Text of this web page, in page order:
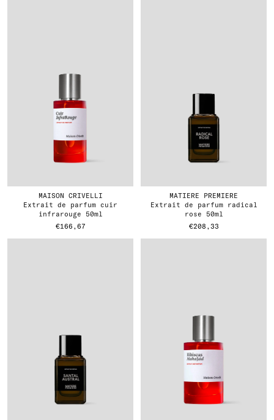
MAISON CRIVELLI
extrait de parfum cuir
infrarouge 50ml
€166,67
MATIERE PREMIERE
extrait de parfum radical
rose 50ml
€208,33